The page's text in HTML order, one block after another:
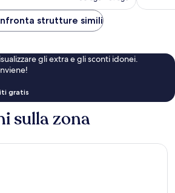
441 €
strutture simili
gli extra e gli sconti idonei.
gratis
sulla zona